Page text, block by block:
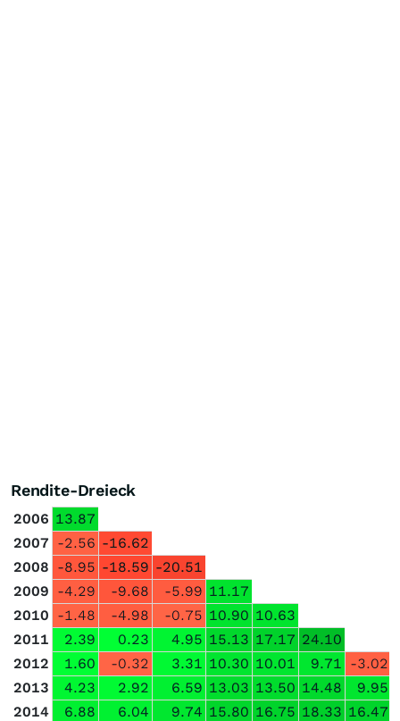
Rendite-Dreieck
2006 13.87
2007 -2.56 -16.62
2008 -8.95 -18.59 -20.51
2009 -4.29 -9.68 -5.99 11.17
2010 -1.48 -4.98 -0.75 10.90 10.63
2011
2.39 0.23 4.95 15.13 17.17 24.10
2012
1.60 -0.32 3.31 10.30 10.01 9.71 -3.02
2013
4.23 2.92 6.59 13.03 13.50 14.48 9.95
2014
6.88 6.04 9.74 15.80 16.75 18.33 16.47